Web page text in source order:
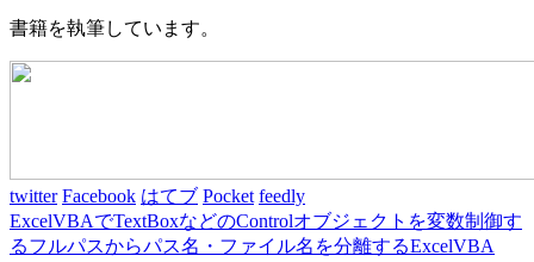
書籍を執筆しています。
twitter Facebook はてブ Pocket feedly
ExcelVBAでTextBoxなどのControlオブジェクトを変数制御す
るフルパスからパス名・ファイル名を分離するExcelVBA